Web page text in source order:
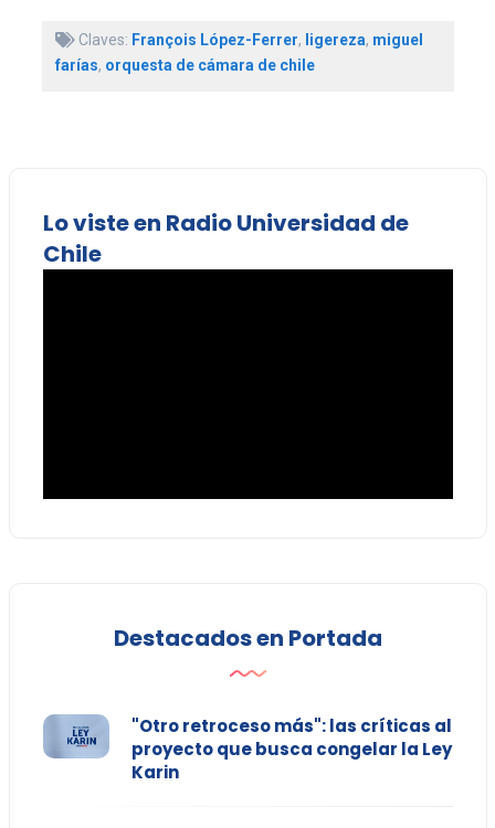
Claves: François López-Ferrer, ligereza, miguel
farías, orquesta de cámara de chile
Lo viste en Radio Universidad de
Chile
Destacados en Portada
"Otro retroceso más": las críticas al
proyecto que busca congelar la Ley
Karin